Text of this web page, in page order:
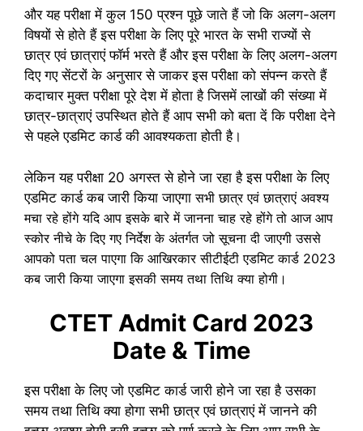
और यह परीक्षा में कुल 150 प्रश्न पूछे जाते हैं जो कि अलग-अलग
विषयों से होते हैं इस परीक्षा के लिए पूरे भारत के सभी राज्यों से
छात्र एवं छात्राएं फॉर्म भरते हैं और इस परीक्षा के लिए अलग-अलग
दिए गए सेंटरों के अनुसार से जाकर इस परीक्षा को संपन्न करते हैं
कदाचार मुक्त परीक्षा पूरे देश में होता है जिसमें लाखों की संख्या में
छात्र-छात्राएं उपस्थित होते हैं आप सभी को बता दें कि परीक्षा देने
से पहले एडमिट कार्ड की आवश्यकता होती है।
लेकिन यह परीक्षा 20 अगस्त से होने जा रहा है इस परीक्षा के लिए
एडमिट कार्ड कब जारी किया जाएगासभी छात्र एवं छात्राएं अवश्य
मचा रहे होंगे यदि आप इसके बारे में जानना चाह रहे होंगे तो आज आप
स्कोर नीचे के दिए गए निर्देश के अंतर्गत जो सूचना दी जाएगी उससे
आपको पता चल पाएगा कि आखिरकार सीटीईटी एडमिट कार्ड 2023
कब जारी किया जाएगा इसकी समय तथा तिथि क्या होगी।
CTET Admit Card 2023
Date & Time
इस परीक्षा के लिए जो एडमिट कार्ड जारी होने जा रहा है उसका
समय तथा तिथि क्या होगा सभी छात्र एवं छात्राएं में जानने की